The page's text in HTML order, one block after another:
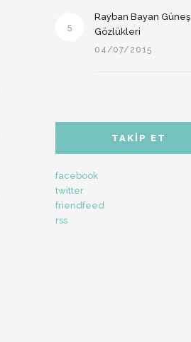
5
Rayban Bayan Güneş
Gözlükleri
04/07/2015
TAKIP ET
facebook
twitter
friendfeed
rss